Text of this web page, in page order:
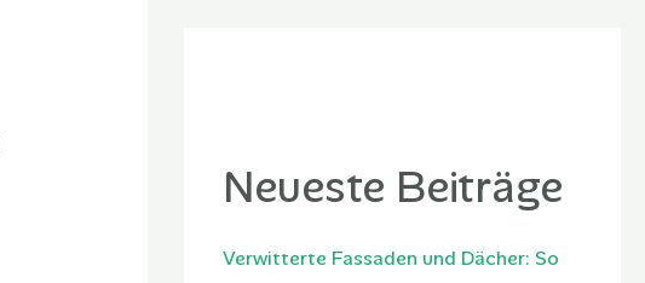
Neueste Beiträge
Verwitterte Fassaden und Dächer: So